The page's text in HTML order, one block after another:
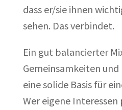
dass er/sie ihnen
sehen. Das verbindet.
Ein gut balancierter
Gemeinsamkeiten
eine solide Basis für
Wer eigene